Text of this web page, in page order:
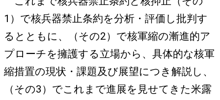
1）で核兵器禁止条約を分析・評価し批判す
るとともに、（その2）で核軍縮の漸進的ア
プローチを擁護する立場から、具体的な核軍
縮措置の現状・課題及び展望につき解説し、
（その3）でこれまで進展を見せてきた米露